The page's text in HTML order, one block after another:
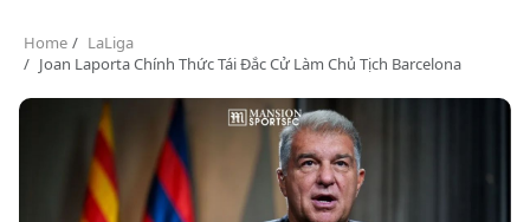
Home
LaLiga
Joan Laporta Chính Thức Tái Đắc Cử Làm Chủ Tịch Barcelona